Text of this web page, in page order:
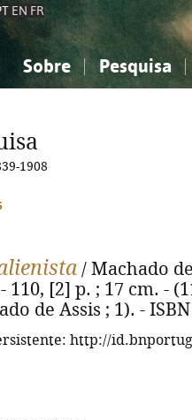
EN FR
Sobre Pesquisa
Ciências sociais...
Ciências sociais...
1908
/ Machado
110, [2] p. ; 17 cm. -
de Assis ; 1). -
http://